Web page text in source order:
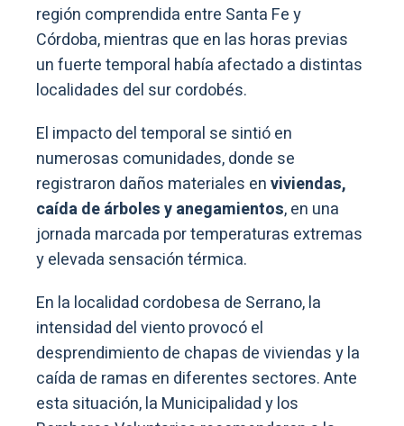
región comprendida entre Santa Fe y
Córdoba, mientras que en las horas previas
un fuerte temporal había afectado a distintas
localidades del sur cordobés.
El impacto del temporal se sintió en
numerosas comunidades, donde se
registraron daños materiales enviviendas,
caída de árboles y anegamientos, en una
jornada marcada por temperaturas extremas
y elevada sensación térmica.
En la localidad cordobesa de Serrano, la
intensidad del viento provocó el
desprendimiento de chapas de viviendas y la
caída de ramas en diferentes sectores. Ante
esta situación, la Municipalidad y los